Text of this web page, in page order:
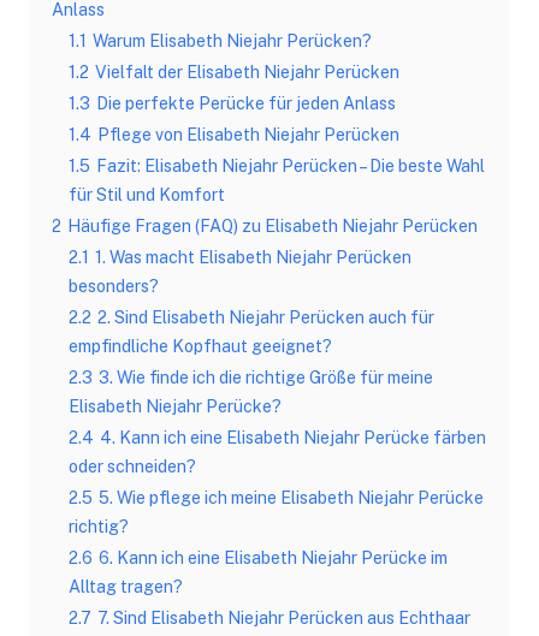
Anlass
1.1 Warum Elisabeth Niejahr Perücken?
1.2 Vielfalt der Elisabeth Niejahr Perücken
1.3 Die perfekte Perücke für jeden Anlass
1.4 Pflege von Elisabeth Niejahr Perücken
1.5 Fazit: Elisabeth Niejahr Perücken – Die beste Wahl
für Stil und Komfort
2 Häufige Fragen (FAQ) zu Elisabeth Niejahr Perücken
2.1 1. Was macht Elisabeth Niejahr Perücken
besonders?
2.2 2. Sind Elisabeth Niejahr Perücken auch für
empfindliche Kopfhaut geeignet?
2.3 3. Wie finde ich die richtige Größe für meine
Elisabeth Niejahr Perücke?
2.4 4. Kann ich eine Elisabeth Niejahr Perücke färben
oder schneiden?
2.5 5. Wie pflege ich meine Elisabeth Niejahr Perücke
richtig?
2.6 6. Kann ich eine Elisabeth Niejahr Perücke im
Alltag tragen?
2.7 7. Sind Elisabeth Niejahr Perücken aus Echthaar